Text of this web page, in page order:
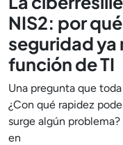
NIS2: por
seguridad ya
función de TI
Una pregunta que
¿Con qué rapidez
surge algún
en